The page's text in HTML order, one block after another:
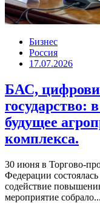
Бизнес
Россия
17.07.2026
БАС,
будущее
комплекса.
30 июня в Торгово-
Федерации
содействие
мероприятие собрало...